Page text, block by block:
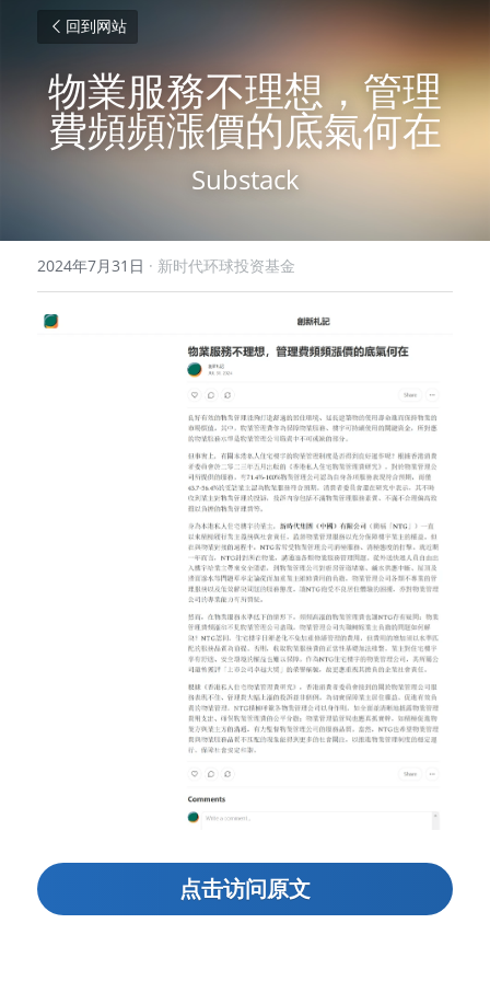
回到网站
物業服務不理想，管理
費頻頻漲價的底氣何在
Substack
2024年7月31日 · 新时代环球投资基金
点击访问原文